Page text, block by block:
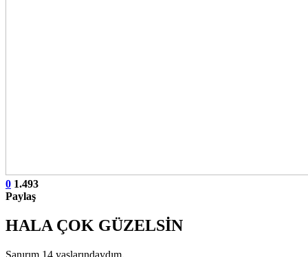
0 1.493
Paylaş
HALA ÇOK GÜZELSİN
Sanırım 14 yaşlarındaydım.